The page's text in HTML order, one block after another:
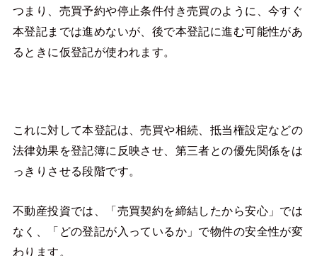
つまり、売買予約や停止条件付き売買のように、今すぐ
本登記までは進めないが、後で本登記に進む可能性があ
るときに仮登記が使われます。
これに対して本登記は、売買や相続、抵当権設定などの
法律効果を登記簿に反映させ、第三者との優先関係をは
っきりさせる段階です。
不動産投資では、「売買契約を締結したから安心」では
なく、「どの登記が入っているか」で物件の安全性が変
わります。